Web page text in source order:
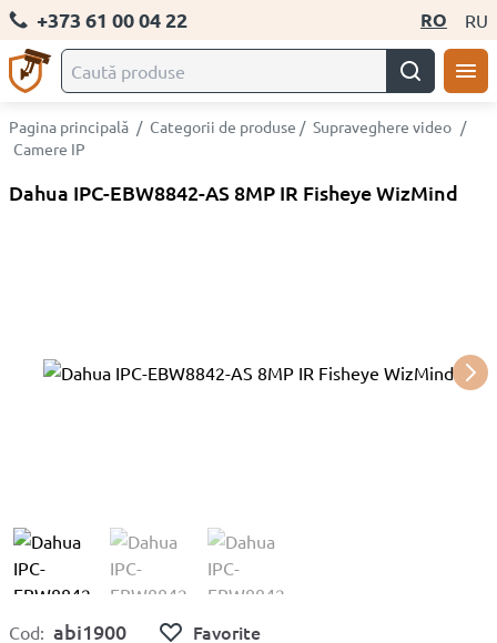
+373 61 00 04 22 RO RU
Pagina principală / Categorii de produse / Supraveghere video /
Camere IP
Dahua IPC-EBW8842-AS 8MP IR Fisheye WizMind
Cod: abi1900 Favorite